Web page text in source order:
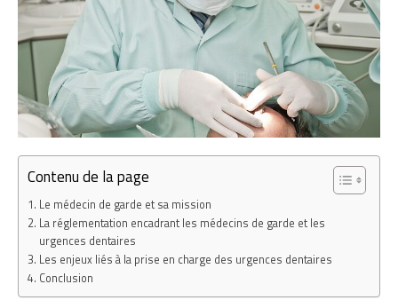
Contenu de la page
Le médecin de garde et sa mission
La réglementation encadrant les médecins de garde et les
urgences dentaires
Les enjeux liés à la prise en charge des urgences dentaires
Conclusion